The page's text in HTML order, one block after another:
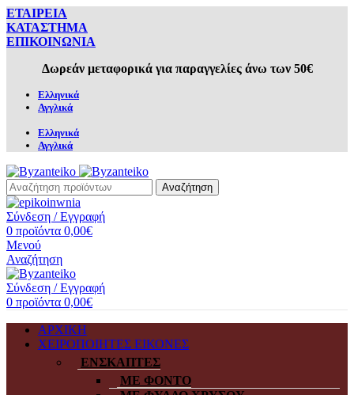
ΕΤΑΙΡΕΙΑ
ΚΑΤΑΣΤΗΜΑ
ΕΠΙΚΟΙΝΩΝΙΑ
Δωρεάν μεταφορικά για παραγγελίες άνω των 50€
Ελληνικά
Αγγλικά
Ελληνικά
Αγγλικά
Αναζήτηση
Σύνδεση / Εγγραφή
0 προϊόντα 0,00€
Μενού
Αναζήτηση
Σύνδεση / Εγγραφή
0 προϊόντα 0,00€
ΑΡΧΙΚΗ
ΧΕΙΡΟΠΟΙΗΤΕΣ ΕΙΚΟΝΕΣ
ΕΝΣΚΑΠΤΕΣ
ΜΕ ΦΟΝΤΟ